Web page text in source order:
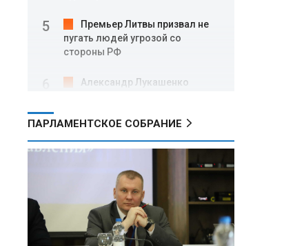
Премьер Литвы призвал не
пугать людей угрозой со
стороны РФ
Александр Лукашенко
НАТО
В Белгородской области при
новых атаках ВСУ пострадали
еще четыре человека
Александр Лукашенко о
работе Белкоопсоюза: «Если это
так, это жуть»
ПАРЛАМЕНТСКОЕ СОБРАНИЕ